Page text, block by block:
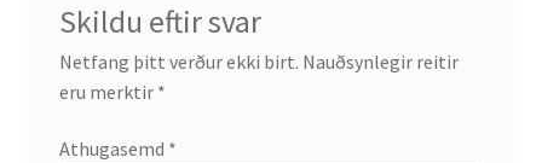
Skildu eftir svar
Netfang þitt verður ekki birt. Nauðsynlegir reitir
eru merktir *
Athugasemd *